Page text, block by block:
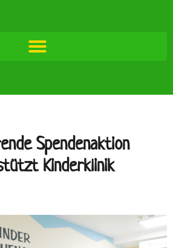
Spendenaktion
Kinderklinik